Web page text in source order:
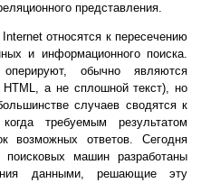
представления.
относятся к пересечению
и информационного поиска.
обычно являются
HTML, а не сплошной текст), но
случаев сводятся к
требуемым результатом
возможных ответов. Сегодня
машин разработаны
данными, решающие эту